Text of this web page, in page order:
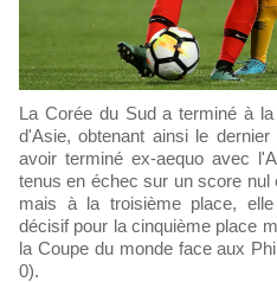
La Corée du Sud a terminé à la cinquième place de la Coupe
d'Asie, obtenant ainsi le
avoir terminé ex-aequo avec
tenus en échec sur un score nul
mais à la troisième place,
décisif pour la cinquième place
la Coupe du monde face aux
0).